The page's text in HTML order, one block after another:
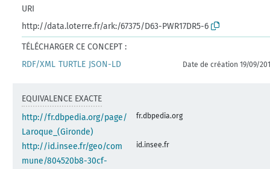
URI
http://data.loterre.fr/ark:/67375/D63-PWR17DR5-6
TÉLÉCHARGER CE CONCEPT :
RDF/XML TURTLE JSON-LD Date de création 19/09/
EQUIVALENCE EXACTE
http://fr.dbpedia.org/page/
Laroque_(Gironde)
fr.dbpedia.org
http://id.insee.fr/geo/com
mune/804520b8-30cf-
id.insee.fr